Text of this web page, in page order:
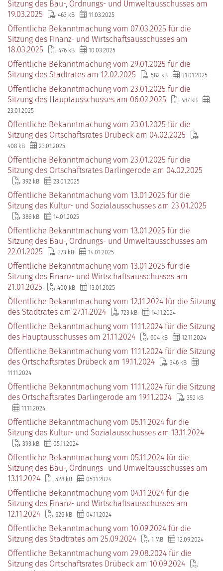
Sitzung des Bau-, Ordnungs- und Umweltausschusses am
19.03.2025
463 kB 11.03.2025
Öffentliche Bekanntmachung vom 07.03.2025 für die
Sitzung des Finanz- und Wirtschaftsausschusses am
18.03.2025
476 kB 10.03.2025
Öffentliche Bekanntmachung vom 29.01.2025 für die
Sitzung des Stadtrates am 12.02.2025
582 kB 31.01.2025
Öffentliche Bekanntmachung vom 23.01.2025 für die
Sitzung des Hauptausschusses am 06.02.2025
487 kB
23.01.2025
Öffentliche Bekanntmachung vom 23.01.2025 für die
Sitzung des Ortschaftsrates Drübeck am 04.02.2025
408 kB 23.01.2025
Öffentliche Bekanntmachung vom 23.01.2025 für die
Sitzung des Ortschaftsrates Darlingerode am 04.02.2025
392 kB 23.01.2025
Öffentliche Bekanntmachung vom 13.01.2025 für die
Sitzung des Kultur- und Sozialausschusses am 23.01.2025
386 kB 14.01.2025
Öffentliche Bekanntmachung vom 13.01.2025 für die
Sitzung des Bau-, Ordnungs- und Umweltausschusses am
22.01.2025
373 kB 14.01.2025
Öffentliche Bekanntmachung vom 13.01.2025 für die
Sitzung des Finanz- und Wirtschaftsausschusses am
21.01.2025
400 kB 13.01.2025
Öffentliche Bekanntmachung vom 12.11.2024 für die Sitzung
des Stadtrates am 27.11.2024
723 kB 14.11.2024
Öffentliche Bekanntmachung vom 11.11.2024 für die Sitzung
des Hauptausschusses am 21.11.2024
604 kB 12.11.2024
Öffentliche Bekanntmachung vom 11.11.2024 für die Sitzung
des Ortschaftsrates Drübeck am 19.11.2024
346 kB
11.11.2024
Öffentliche Bekanntmachung vom 11.11.2024 für die Sitzung
des Ortschaftsrates Darlingerode am 19.11.2024
352 kB
11.11.2024
Öffentliche Bekanntmachung vom 05.11.2024 für die
Sitzung des Kultur- und Sozialausschusses am 13.11.2024
393 kB 05.11.2024
Öffentliche Bekanntmachung vom 05.11.2024 für die
Sitzung des Bau-, Ordnungs- und Umweltausschusses am
13.11.2024
528 kB 05.11.2024
Öffentliche Bekanntmachung vom 04.11.2024 für die
Sitzung des Finanz- und Wirtschaftsausschusses am
12.11.2024
626 kB 04.11.2024
Öffentliche Bekanntmachung vom 10.09.2024 für die
Sitzung des Stadtrates am 25.09.2024
1 MB 12.09.2024
Öffentliche Bekanntmachung vom 29.08.2024 für die
Sitzung des Ortschaftsrates Drübeck am 10.09.2024